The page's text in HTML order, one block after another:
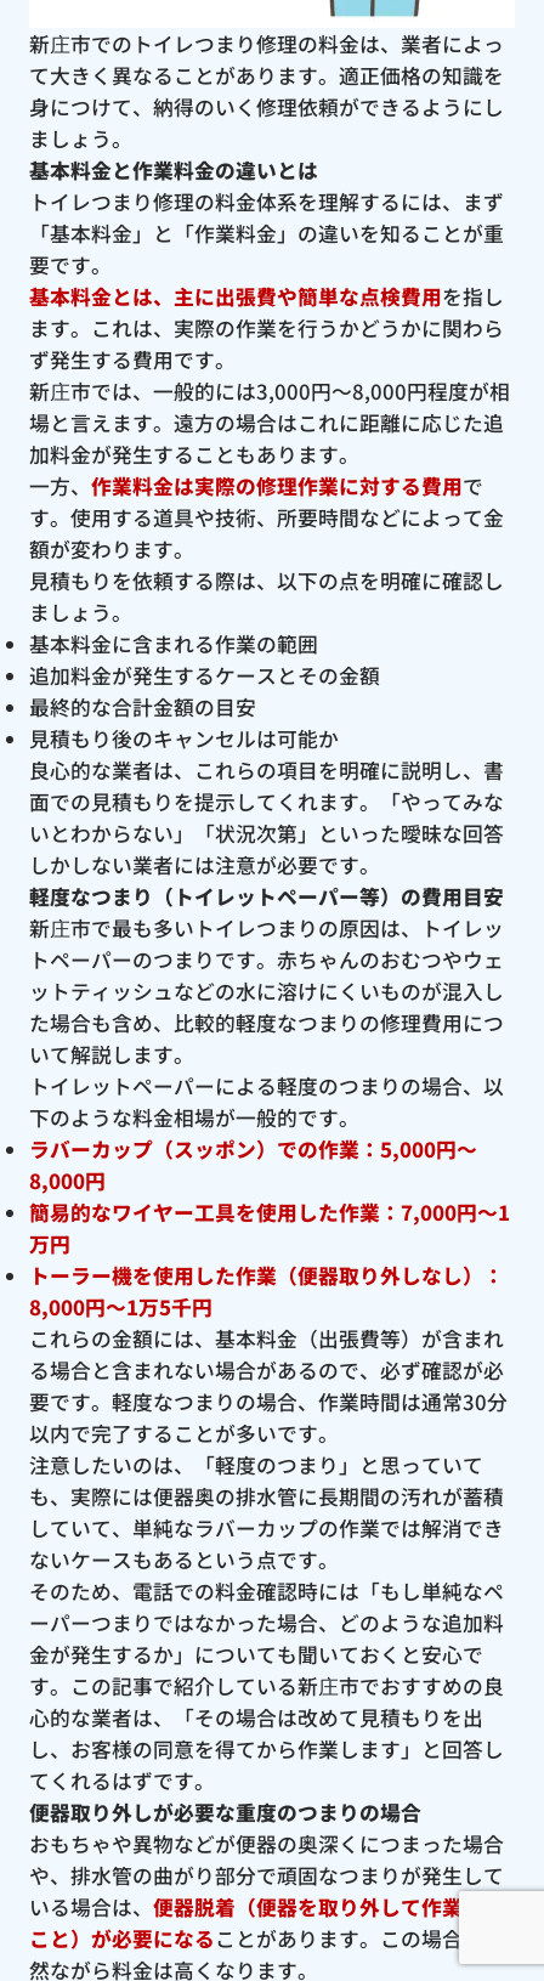
新庄市でのトイレつまり修理の料金は、業者によっ
て大きく異なることがあります。適正価格の知識を
身につけて、納得のいく修理依頼ができるようにし
ましょう。
基本料金と作業料金の違いとは
トイレつまり修理の料金体系を理解するには、まず
「基本料金」と「作業料金」の違いを知ることが重
要です。
基本料金とは、主に出張費や簡単な点検費用を指し
ます。これは、実際の作業を行うかどうかに関わら
ず発生する費用です。
新庄市では、一般的には3,000円〜8,000円程度が相
場と言えます。遠方の場合はこれに距離に応じた追
加料金が発生することもあります。
一方、 作業料金は実際の修理作業に対する費用で
す。使用する道具や技術、所要時間などによって金
額が変わります。
見積もりを依頼する際は、以下の点を明確に確認し
ましょう。
基本料金に含まれる作業の範囲
追加料金が発生するケースとその金額
最終的な合計金額の目安
見積もり後のキャンセルは可能か
良心的な業者は、これらの項目を明確に説明し、書
面での見積もりを提示してくれます。「やってみな
いとわからない」「状況次第」といった曖昧な回答
しかしない業者には注意が必要です。
軽度なつまり（トイレットペーパー等）の費用目安
新庄市で最も多いトイレつまりの原因は、トイレッ
トペーパーのつまりです。赤ちゃんのおむつやウェ
ットティッシュなどの水に溶けにくいものが混入し
た場合も含め、比較的軽度なつまりの修理費用につ
いて解説します。
トイレットペーパーによる軽度のつまりの場合、以
下のような料金相場が一般的です。
ラバーカップ（スッポン）での作業：5,000円〜
8,000円
簡易的なワイヤー工具を使用した作業：7,000円〜1
万円
トーラー機を使用した作業（便器取り外しなし）：
8,000円〜1万5千円
これらの金額には、基本料金（出張費等）が含まれ
る場合と含まれない場合があるので、必ず確認が必
要です。軽度なつまりの場合、作業時間は通常30分
以内で完了することが多いです。
注意したいのは、「軽度のつまり」と思っていて
も、実際には便器奥の排水管に長期間の汚れが蓄積
していて、単純なラバーカップの作業では解消でき
ないケースもあるという点です。
そのため、電話での料金確認時には「もし単純なペ
ーパーつまりではなかった場合、どのような追加料
金が発生するか」についても聞いておくと安心で
す。この記事で紹介している新庄市でおすすめの良
心的な業者は、「その場合は改めて見積もりを出
し、お客様の同意を得てから作業します」と回答し
てくれるはずです。
便器取り外しが必要な重度のつまりの場合
おもちゃや異物などが便器の奥深くにつまった場合
や、排水管の曲がり部分で頑固なつまりが発生して
いる場合は、 便器脱着（便器を取り外して作業する
こと）が必要になることがあります。この場合、当
然ながら料金は高くなります。